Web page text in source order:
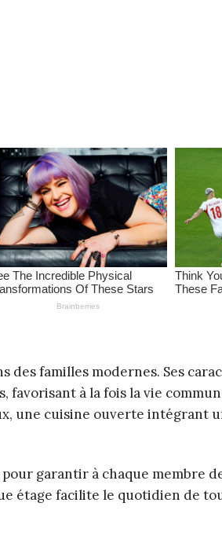
des familles modernes. Ses
à la fois la vie
une cuisine ouverte intégrant
pour garantir à chaque membre
étage facilite le quotidien de